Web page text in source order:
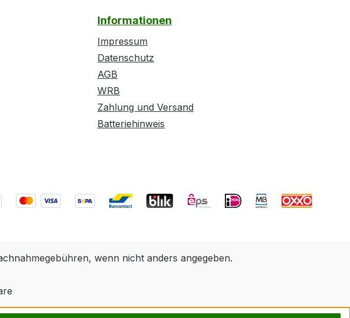
Informationen
Impressum
Datenschutz
AGB
WRB
Zahlung und Versand
Batteriehinweis
wenn nicht anders angegeben.